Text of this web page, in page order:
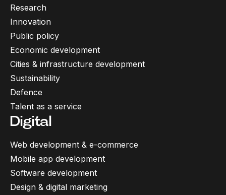
Research
Innovation
Public policy
Economic development
Cities & infrastructure development
Sustainability
Defence
Talent as a service
Digital
Web development & e-commerce
Mobile app development
Software development
Design & digital marketing